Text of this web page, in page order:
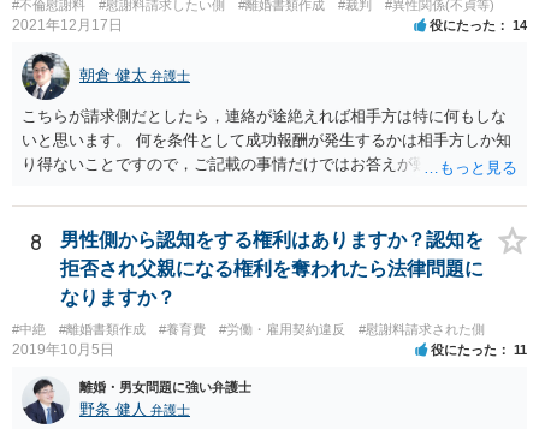
#不倫慰謝料 #慰謝料請求したい側 #離婚書類作成 #裁判 #異性関係(不貞等)
2021年12月17日 役にたった 14
朝倉 健太 弁護士
こちらが請求側だとしたら，連絡が途絶えれば相手方は特に何もしな
いと思います。 何を条件として成功報酬が発生するかは相手方しか知
り得ないことですので，ご記載の事情だけではお答えが難しいです。
せずに続いていることも，いずれもあり得ると思います。個々の弁護
士の考え方によります。
8
男性側から認知をする権利はありますか？認知を
拒否され父親になる権利を奪われたら法律問題に
なりますか？
#中絶 #離婚書類作成 #養育費 #労働・雇用契約違反 #慰謝料請求された側
2019年10月5日 役にたった 11
離婚・男女問題に強い弁護士
野条 健人 弁護士